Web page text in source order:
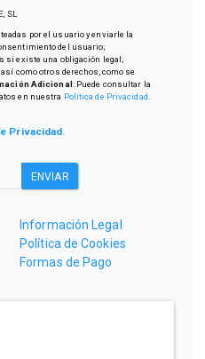
SL
por el usuario y enviarle la
del usuario;
si existe una obligación legal;
como otros derechos, como se
Adicional: Puede consultar la
en nuestra Política de Privacidad
Privacidad.
ENVIAR
Información Legal
Política de Cookies
Formas de Pago